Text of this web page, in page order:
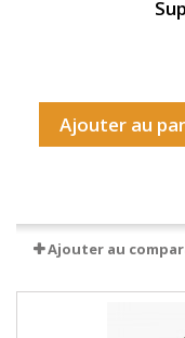
Ajouter au
Ajouter au